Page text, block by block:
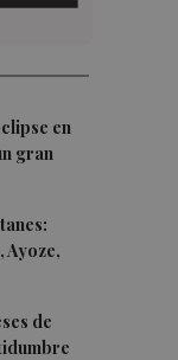
en
gran
Ayoze,
de